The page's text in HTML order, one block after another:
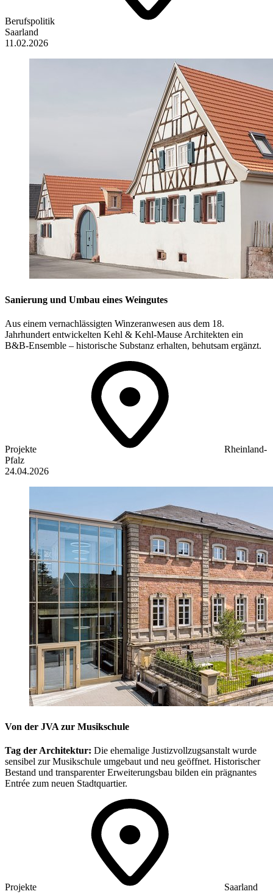
Berufspolitik
Saarland
11.02.2026
Sanierung und Umbau eines Weingutes
Aus einem vernachlässigten Winzeranwesen aus dem 18.
Jahrhundert entwickelten Kehl & Kehl-Mause Architekten ein
B&B-Ensemble – historische Substanz erhalten, behutsam ergänzt.
Projekte
Rheinland-
Pfalz
24.04.2026
Von der JVA zur Musikschule
Tag der Architektur: Die ehemalige Justizvollzugsanstalt wurde
sensibel zur Musikschule umgebaut und neu geöffnet. Historischer
Bestand und transparenter Erweiterungsbau bilden ein prägnantes
Entrée zum neuen Stadtquartier.
Projekte
Saarland